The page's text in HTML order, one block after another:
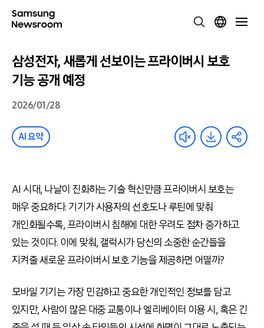
삼성전자, 새롭게 선보이는 프라이버시 보호
기능 공개 예정
2026/01/28
AI 요약
AI 시대, 나날이 진화하는 기술 혁신만큼 프라이버시 보호는
매우 중요하다. 기기가 사용자의 선호도나 루틴에 맞춰
개인화될수록, 프라이버시 침해에 대한 우려도 점차 증가하고
있는 것이다. 이에 맞춰, 갤럭시가 당신의 소중한 순간들을
지켜줄 새로운 프라이버시 보호 기능을 제공하면 어떨까?
모바일 기기는 가장 민감하고 중요한 개인적인 정보를 담고
있지만, 사람이 많은 대중 교통이나 엘리베이터 이용 시, 혹은 긴